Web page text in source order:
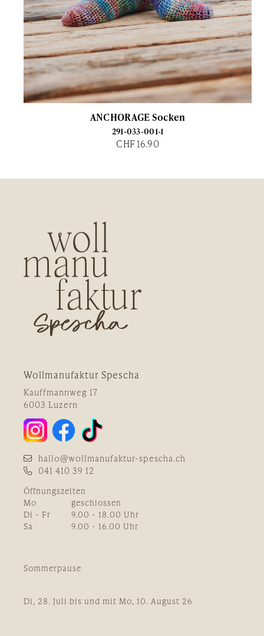
ANCHORAGE Socken
291-033-001-1
CHF 16.90
Wollmanufaktur Spescha
Kauffmannweg 17
6003 Luzern
hallo@wollmanufaktur-spescha.ch
041 410 39 12
Öffnungszeiten
Mo
Di - Fr
Sa
geschlossen
9.00 - 18.00 Uhr
9.00 - 16.00 Uhr
Sommerpause
Di, 28. Juli bis und mit Mo, 10. August 26